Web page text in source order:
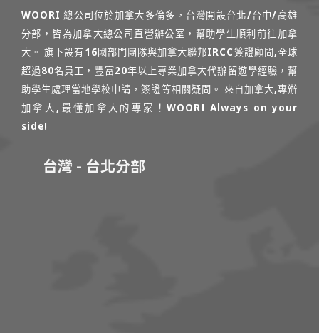
WOORI 總公司位於加拿大多倫多，台灣開設台北/台中/高雄
分部，皆為加拿大總公司直營辦公室，幫助學生順利前往加拿
大。 旗下設有16國部門團隊與加拿大聯邦IRCC簽證顧問,全球
超過80名員工，豐富20年以上專業加拿大代辦留遊學經驗，幫
助學生處理當地學校申請，簽證等相關疑問。 來自加拿大,專辦
加拿大,最懂加拿大的專家！WOORI Always on your
side!
台灣 - 台北分部